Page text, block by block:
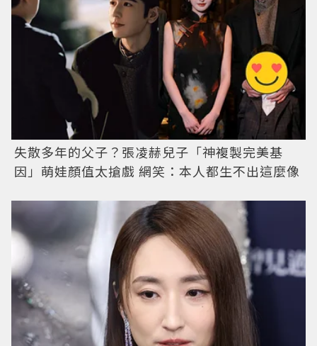
失散多年的父子？張凌赫兒子「神複製完美基
因」萌娃顏值太搶戲 網笑：本人都生不出這麼像